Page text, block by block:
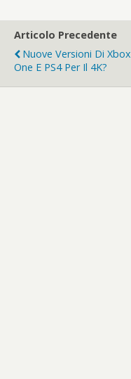
Articolo Precedente
Nuove Versioni Di Xbox
One E PS4 Per Il 4K?